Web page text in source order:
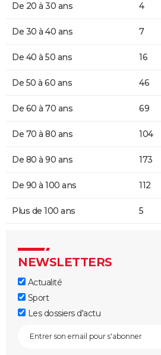
De 20 à 30 ans 4
De 30 à 40 ans 7
De 40 à 50 ans 16
De 50 à 60 ans 46
De 60 à 70 ans 69
De 70 à 80 ans 104
De 80 à 90 ans 173
De 90 à 100 ans 112
Plus de 100 ans 5
NEWSLETTERS
Actualité
Sport
Les dossiers d'actu